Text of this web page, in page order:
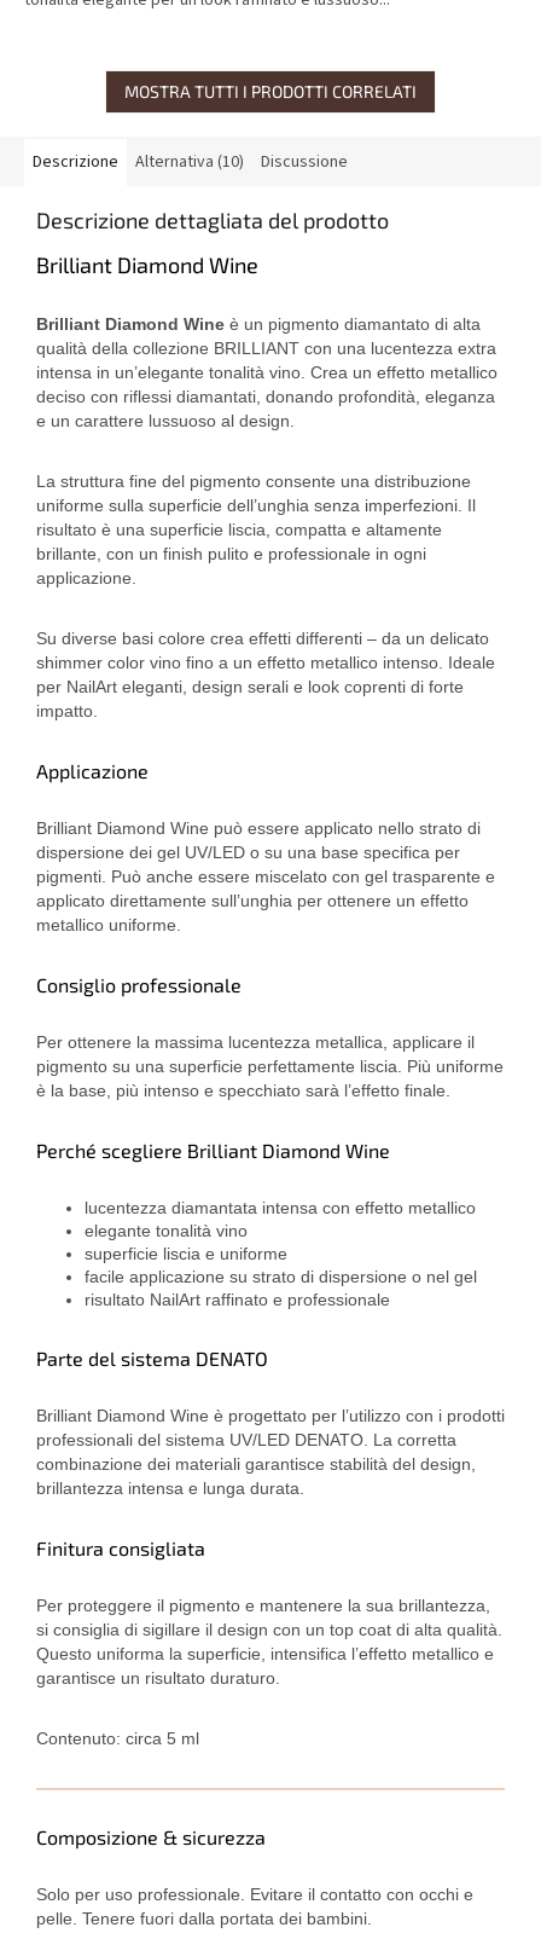
MOSTRA TUTTI I PRODOTTI CORRELATI
Descrizione Alternativa (10) Discussione
Descrizione dettagliata del prodotto
Brilliant Diamond Wine
Brilliant Diamond Wine è un pigmento diamantato di alta
qualità della collezione BRILLIANT con una lucentezza extra
intensa in un’elegante tonalità vino. Crea un effetto metallico
deciso con riflessi diamantati, donando profondità, eleganza
e un carattere lussuoso al design.
La struttura fine del pigmento consente una distribuzione
uniforme sulla superficie dell’unghia senza imperfezioni. Il
risultato è una superficie liscia, compatta e altamente
brillante, con un finish pulito e professionale in ogni
applicazione.
Su diverse basi colore crea effetti differenti – da un delicato
shimmer color vino fino a un effetto metallico intenso. Ideale
per NailArt eleganti, design serali e look coprenti di forte
impatto.
Applicazione
Brilliant Diamond Wine può essere applicato nello strato di
dispersione dei gel UV/LED o su una base specifica per
pigmenti. Può anche essere miscelato con gel trasparente e
applicato direttamente sull’unghia per ottenere un effetto
metallico uniforme.
Consiglio professionale
Per ottenere la massima lucentezza metallica, applicare il
pigmento su una superficie perfettamente liscia. Più uniforme
è la base, più intenso e specchiato sarà l’effetto finale.
Perché scegliere Brilliant Diamond Wine
lucentezza diamantata intensa con effetto metallico
elegante tonalità vino
superficie liscia e uniforme
facile applicazione su strato di dispersione o nel gel
risultato NailArt raffinato e professionale
Parte del sistema DENATO
Brilliant Diamond Wine è progettato per l’utilizzo con i prodotti
professionali del sistema UV/LED DENATO. La corretta
combinazione dei materiali garantisce stabilità del design,
brillantezza intensa e lunga durata.
Finitura consigliata
Per proteggere il pigmento e mantenere la sua brillantezza,
si consiglia di sigillare il design con un top coat di alta qualità.
Questo uniforma la superficie, intensifica l’effetto metallico e
garantisce un risultato duraturo.
Contenuto: circa 5 ml
Composizione & sicurezza
Solo per uso professionale. Evitare il contatto con occhi e
pelle. Tenere fuori dalla portata dei bambini.